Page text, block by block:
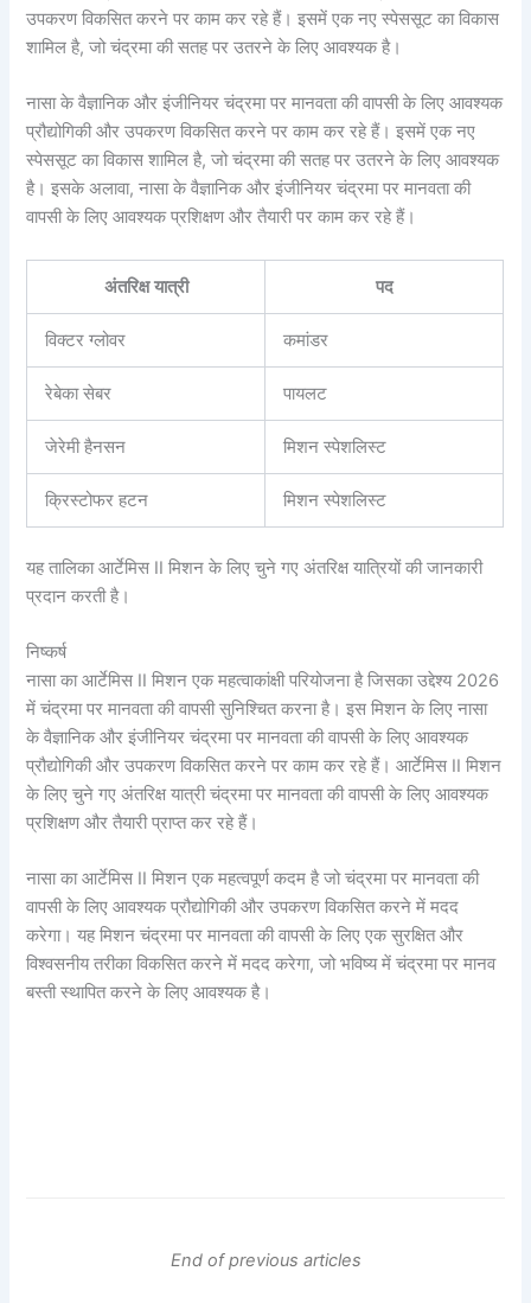
उपकरण विकसित करने पर काम कर रहे हैं। इसमें एक नए स्पेससूट का विकास
शामिल है, जो चंद्रमा की सतह पर उतरने के लिए आवश्यक है।
नासा के वैज्ञानिक और इंजीनियर चंद्रमा पर मानवता की वापसी के लिए आवश्यक
प्रौद्योगिकी और उपकरण विकसित करने पर काम कर रहे हैं। इसमें एक नए
स्पेससूट का विकास शामिल है, जो चंद्रमा की सतह पर उतरने के लिए आवश्यक
है। इसके अलावा, नासा के वैज्ञानिक और इंजीनियर चंद्रमा पर मानवता की
वापसी के लिए आवश्यक प्रशिक्षण और तैयारी पर काम कर रहे हैं।
अंतरिक्ष यात्री पद
विक्टर ग्लोवर कमांडर
रेबेका सेबर पायलट
जेरेमी हैनसन मिशन स्पेशलिस्ट
क्रिस्टोफर हटन मिशन स्पेशलिस्ट
यह तालिका आर्टेमिस II मिशन के लिए चुने गए अंतरिक्ष यात्रियों की जानकारी
प्रदान करती है।
निष्कर्ष
नासा का आर्टेमिस II मिशन एक महत्वाकांक्षी परियोजना है जिसका उद्देश्य 2026
में चंद्रमा पर मानवता की वापसी सुनिश्चित करना है। इस मिशन के लिए नासा
के वैज्ञानिक और इंजीनियर चंद्रमा पर मानवता की वापसी के लिए आवश्यक
प्रौद्योगिकी और उपकरण विकसित करने पर काम कर रहे हैं। आर्टेमिस II मिशन
के लिए चुने गए अंतरिक्ष यात्री चंद्रमा पर मानवता की वापसी के लिए आवश्यक
प्रशिक्षण और तैयारी प्राप्त कर रहे हैं।
नासा का आर्टेमिस II मिशन एक महत्वपूर्ण कदम है जो चंद्रमा पर मानवता की
वापसी के लिए आवश्यक प्रौद्योगिकी और उपकरण विकसित करने में मदद
करेगा। यह मिशन चंद्रमा पर मानवता की वापसी के लिए एक सुरक्षित और
विश्वसनीय तरीका विकसित करने में मदद करेगा, जो भविष्य में चंद्रमा पर मानव
बस्ती स्थापित करने के लिए आवश्यक है।
End of previous articles